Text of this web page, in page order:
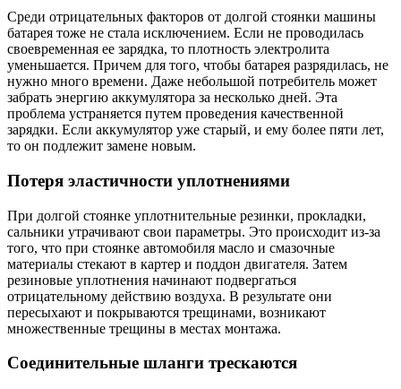
Среди отрицательных факторов от долгой стоянки машины
батарея тоже не стала исключением. Если не проводилась
своевременная ее зарядка, то плотность электролита
уменьшается. Причем для того, чтобы батарея разрядилась, не
нужно много времени. Даже небольшой потребитель может
забрать энергию аккумулятора за несколько дней. Эта
проблема устраняется путем проведения качественной
зарядки. Если аккумулятор уже старый, и ему более пяти лет,
то он подлежит замене новым.
Потеря эластичности уплотнениями
При долгой стоянке уплотнительные резинки, прокладки,
сальники утрачивают свои параметры. Это происходит из-за
того, что при стоянке автомобиля масло и смазочные
материалы стекают в картер и поддон двигателя. Затем
резиновые уплотнения начинают подвергаться
отрицательному действию воздуха. В результате они
пересыхают и покрываются трещинами, возникают
множественные трещины в местах монтажа.
Соединительные шланги трескаются